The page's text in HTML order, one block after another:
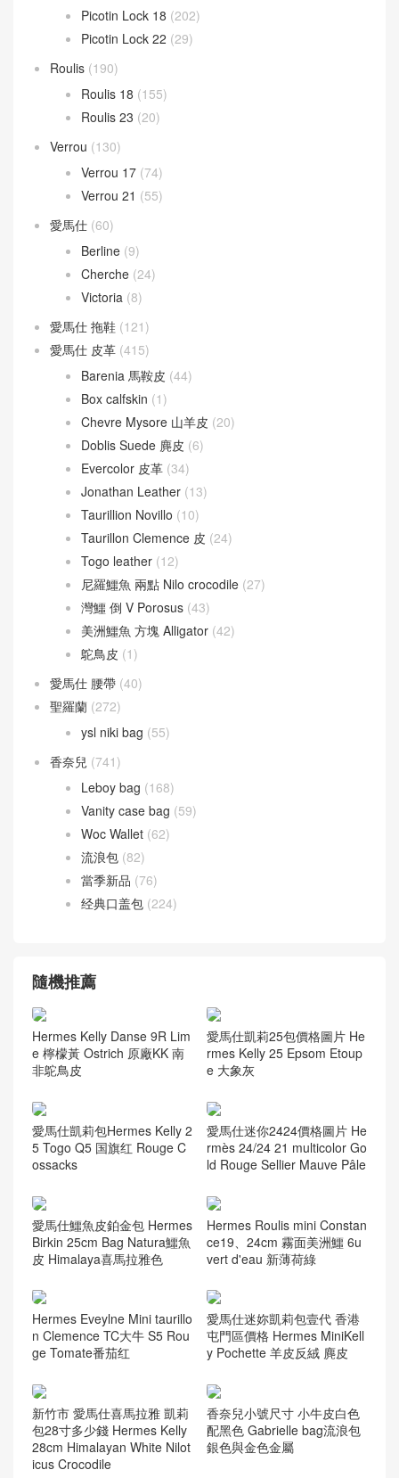
Picotin Lock 18 (202)
Picotin Lock 22 (29)
Roulis (190)
Roulis 18 (155)
Roulis 23 (20)
Verrou (130)
Verrou 17 (74)
Verrou 21 (55)
愛馬仕 (60)
Berline (9)
Cherche (24)
Victoria (8)
愛馬仕 拖鞋 (121)
愛馬仕 皮革 (415)
Barenia 馬鞍皮 (44)
Box calfskin (1)
Chevre Mysore 山羊皮 (20)
Doblis Suede 麂皮 (6)
Evercolor 皮革 (34)
Jonathan Leather (13)
Taurillion Novillo (10)
Taurillon Clemence 皮 (24)
Togo leather (12)
尼羅鱷魚 兩點 Nilo crocodile (27)
灣鱷 倒 V Porosus (43)
美洲鱷魚 方塊 Alligator (42)
鴕鳥皮 (1)
愛馬仕 腰帶 (40)
聖羅蘭 (272)
ysl niki bag (55)
香奈兒 (741)
Leboy bag (168)
Vanity case bag (59)
Woc Wallet (62)
流浪包 (82)
當季新品 (76)
经典口盖包 (224)
隨機推薦
Hermes Kelly Danse 9R Lim
e 檸檬黃 Ostrich 原廠KK 南
非鴕鳥皮
愛馬仕凱莉25包價格圖片 He
rmes Kelly 25 Epsom Etoup
e 大象灰
愛馬仕凱莉包Hermes Kelly 2
5 Togo Q5 国旗红 Rouge C
ossacks
愛馬仕迷你2424價格圖片 He
rmès 24/24 21 multicolor Go
ld Rouge Sellier Mauve Pâle
愛馬仕鱷魚皮鉑金包 Hermes
Birkin 25cm Bag Natura鱷魚
皮 Himalaya喜馬拉雅色
Hermes Roulis mini Constan
ce19、24cm 霧面美洲鱷 6u
vert d'eau 新薄荷綠
Hermes Eveylne Mini taurillo
n Clemence TC大牛 S5 Rou
ge Tomate番茄红
愛馬仕迷妳凱莉包壹代 香港
屯門區價格 Hermes MiniKell
y Pochette 羊皮反絨 麂皮
新竹市 愛馬仕喜馬拉雅 凱莉
包28寸多少錢 Hermes Kelly
28cm Himalayan White Nilot
icus Crocodile
香奈兒小號尺寸 小牛皮白色
配黑色 Gabrielle bag流浪包
銀色與金色金屬